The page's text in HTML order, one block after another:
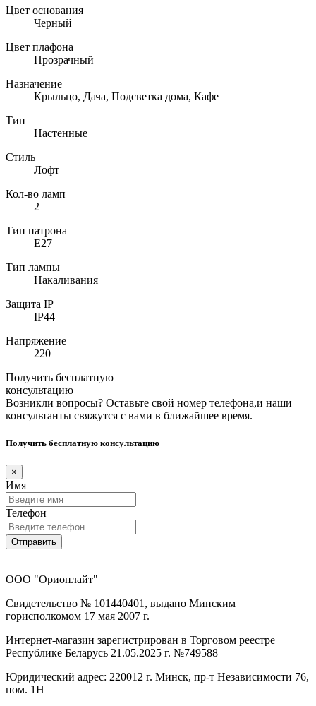
Цвет основания
Черный
Цвет плафона
Прозрачный
Назначение
Крыльцо, Дача, Подсветка дома, Кафе
Тип
Настенные
Стиль
Лофт
Кол-во ламп
2
Тип патрона
E27
Тип лампы
Накаливания
Защита IP
IP44
Напряжение
220
Получить бесплатную
консультацию
Возникли вопросы? Оставьте свой номер телефона,и наши
консультанты свяжутся с вами в ближайшее время.
Получить бесплатную консультацию
×
Имя
Телефон
Отправить
ООО "Орионлайт"
Свидетельство № 101440401, выдано Минским
горисполкомом 17 мая 2007 г.
Интернет-магазин зарегистрирован в Торговом реестре
Республике Беларусь 21.05.2025 г. №749588
Юридический адрес: 220012 г. Минск, пр-т Независимости 76,
пом. 1Н